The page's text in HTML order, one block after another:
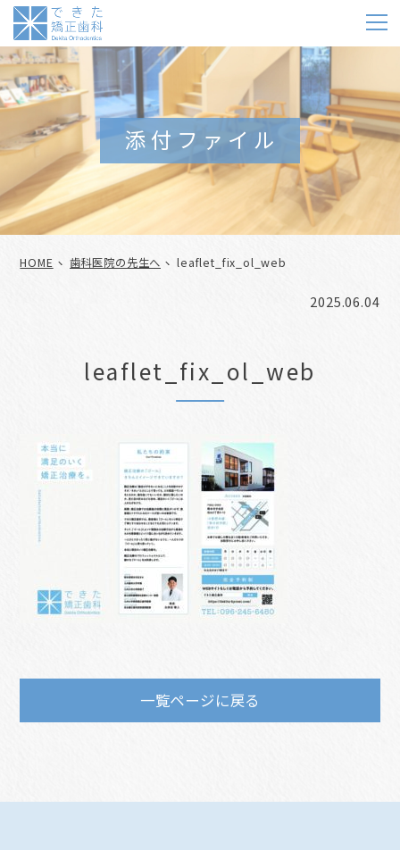
添付ファイル
HOME 歯科医院の先生へ leaflet_fix_ol_web
2025.06.04
leaflet_fix_ol_web
一覧ページに戻る